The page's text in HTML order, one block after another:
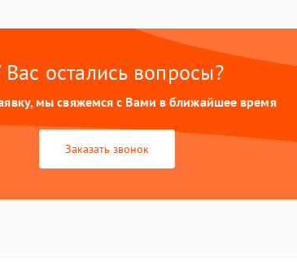
Вас остались вопросы?
мы свяжемся с Вами в ближайшее время
Заказать звонок